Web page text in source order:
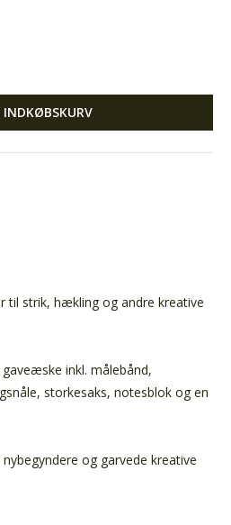
til strik, hækling og andre kreative
inkl. målebånd,
storkesaks, notesblok og en
og garvede kreative